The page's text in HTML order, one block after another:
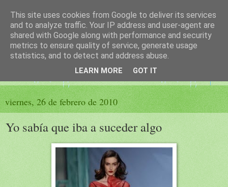
El sueño de las palabras
PÁGINA LITERARIA DE FELISA MORENO
viernes, 26 de febrero de 2010
Yo sabía que iba a suceder algo
This site uses cookies from Google to deliver its services
and to analyze traffic. Your IP address and user-agent are
shared with Google along with performance and security
metrics to ensure quality of service, generate usage
statistics, and to detect and address abuse.
LEARN MORE GOT IT